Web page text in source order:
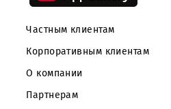
Частным клиентам